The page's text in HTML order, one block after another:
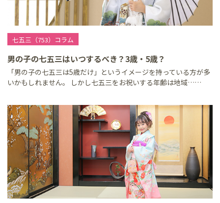
七五三（753）コラム
男の子の七五三はいつするべき？3歳・5歳？
「男の子の七五三は5歳だけ」というイメージを持っている方が多
いかもしれません。 しかし七五三をお祝いする年齢は地域……